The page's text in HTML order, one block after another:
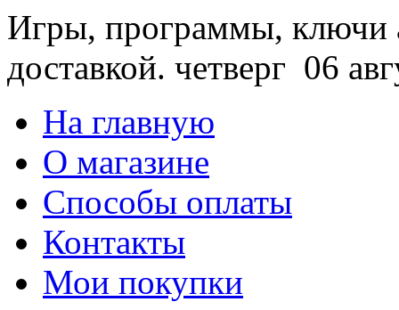
Игры, программы, ключи
доставкой. четверг 06
На главную
О магазине
Способы оплаты
Контакты
Мои покупки